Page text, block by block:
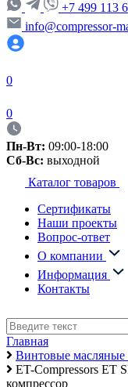
+7 499 113
info@compressor-
0
0
Пн-Вт: 09:00-18:00
Сб-Вс: выходной
Каталог товаров
Сертификаты
Наши проекты
Вопрос-ответ
О компании
Информация
Контакты
Главная
Винтовые масляные
ET-Compressors ET
компрессор